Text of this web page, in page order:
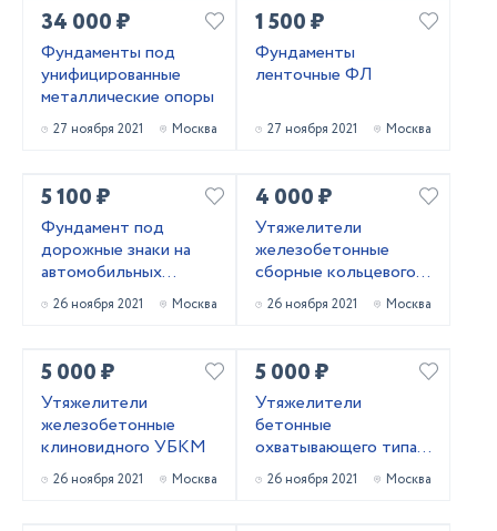
34 000 ₽
Фундаменты под
унифицированные
металлические опоры
27 ноября 2021 Москва
1 500 ₽
Фундаменты
ленточные ФЛ
27 ноября 2021 Москва
5 100 ₽
Фундамент под
дорожные знаки на
автомобильных
дорогах
26 ноября 2021 Москва
4 000 ₽
Утяжелители
железобетонные
сборные кольцевого
типа 2УТК
26 ноября 2021 Москва
5 000 ₽
Утяжелители
железобетонные
клиновидного УБКМ
26 ноября 2021 Москва
5 000 ₽
Утяжелители
бетонные
охватывающего типа
УБОм
26 ноября 2021 Москва